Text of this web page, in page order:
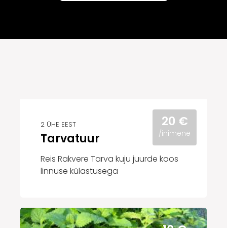
20 €
/inimene
2 ÜHE EEST
Tarvatuur
Reis Rakvere Tarva kuju juurde koos
linnuse külastusega